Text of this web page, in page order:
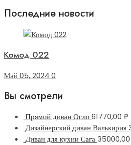
Последние новости
Комод 022
Май 05, 2024 0
Вы смотрели
Прямой диван Осло 61770,00 ₽
Дизайнерский диван Валькирия
Диван для кухни Сага35000,00